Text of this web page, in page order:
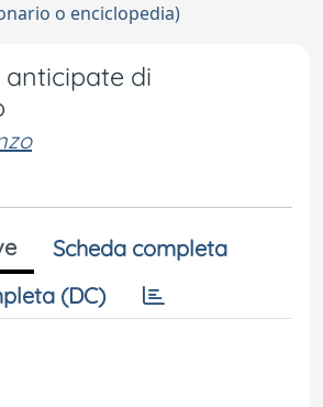
o enciclopedia)
anticipate di
Scheda completa
(DC)